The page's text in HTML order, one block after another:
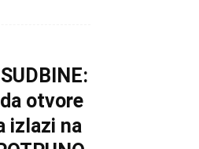
otvore
izlazi na